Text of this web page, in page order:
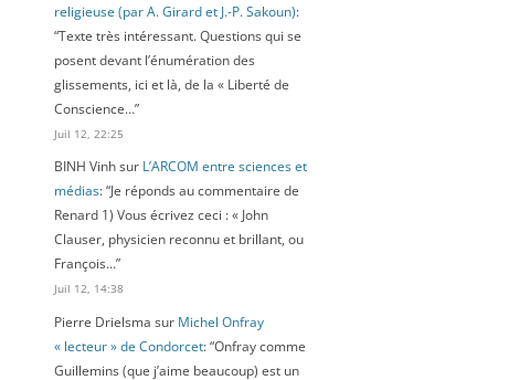
religieuse (par A. Girard et J.-P. Sakoun):
“Texte très intéressant. Questions qui se
posent devant l’énumération des
glissements, ici et là, de la « Liberté de
Conscience…”
Juil 12, 22:25
BINH Vinhsur L’ARCOM entre sciences et
médias: “Je réponds au commentaire de
Renard 1) Vous écrivez ceci : « John
Clauser, physicien reconnu et brillant, ou
François…”
Juil 12, 14:38
Pierre Drielsma sur Michel Onfray
« lecteur » de Condorcet: “Onfray comme
Guillemins (que j’aime beaucoup) est un